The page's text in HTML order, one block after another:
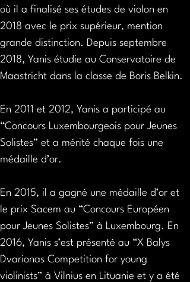
où il a finalisé ses études de violon en
2018 avec le prix supérieur, mention
grande distinction. Depuis septembre
2018, Yanis étudie au Conservatoire de
Maastricht dans la classe de Boris Belkin.
En 2011 et 2012, Yanis a participé au
“Concours Luxembourgeois pour Jeunes
Solistes” et a mérité chaque fois une
médaille d’or.
En 2015, il a gagné une médaille d’or et
le prix Sacem au “Concours Européen
pour Jeunes Solistes” à Luxembourg. En
2016, Yanis s’est présenté au “X Balys
Dvarionas Competition for young
violinists” à Vilnius en Lituanie et y a été